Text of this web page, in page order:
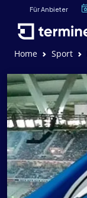
Für Anbieter
Home Sport